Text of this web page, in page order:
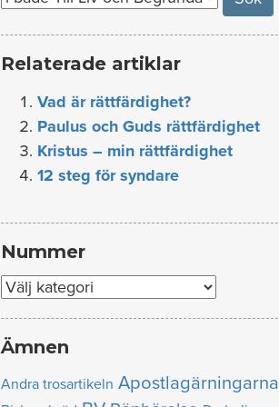
Relaterade artiklar
Vad är rättfärdighet?
Paulus och Guds rättfärdighet
Kristus – min rättfärdighet
12 steg för syndare
Nummer
Nummer
Ämnen
Andra trosartikeln Apostlagärningarna